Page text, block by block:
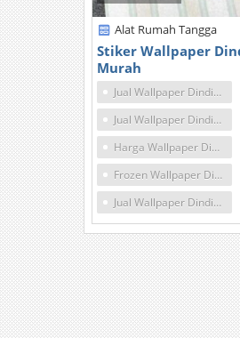
Alat Rumah Tangga
Stiker Wallpaper
Murah
Jual Wallpaper Dinding Hello Kitty Surabaya
Jual Wallpaper Dinding Di Bogor Murah
Harga Wallpaper Dinding Rumah Di Surabaya
Frozen Wallpaper Dinding Surabaya
Jual Wallpaper Dinding Semarang Eceran